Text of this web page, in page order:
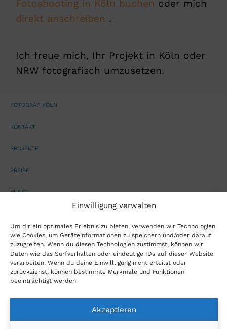
Einwilligung verwalten
Um dir ein optimales Erlebnis zu bieten, verwenden wir Technologien
wie Cookies, um Geräteinformationen zu speichern und/oder darauf
zuzugreifen. Wenn du diesen Technologien zustimmst, können wir
Daten wie das Surfverhalten oder eindeutige IDs auf dieser Website
verarbeiten. Wenn du deine Einwillligung nicht erteilst oder
zurückziehst, können bestimmte Merkmale und Funktionen
beeinträchtigt werden.
Akzeptieren
Fotoshooting in Köln buchen oder mich
direkt anschreiben .
Ich freue mich, Ihr Projekt in Köln oder
NRW fotografisch umzusetzen.
PREISE
KUNST
FOTOGRAF KÖLN
KONTAKT
PROJEKTE
AGB
DATENSCHUTZERKLÄRUNG
IMPRESSUM
DOWNLOADS